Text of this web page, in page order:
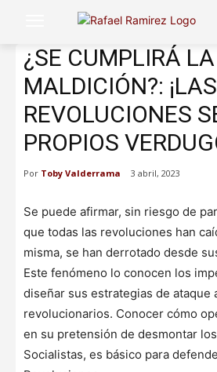
¿SE CUMPLIRÁ LA
MALDICIÓN?: ¡LAS
REVOLUCIONES
PROPIOS
Por Toby Valderrama 3 abril, 2023
Se puede afirmar, sin riesgo de
que todas las revoluciones han
misma, se han derrotado desde
Este fenómeno lo conocen los
diseñar sus estrategias de ataque
revolucionarios. Conocer cómo
en su pretensión de desmontar
Socialistas, es básico para